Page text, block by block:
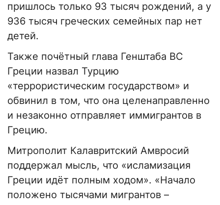
пришлось только 93 тысяч рождений, а у
936 тысяч греческих семейных пар нет
детей.
Также почётный глава Генштаба ВС
Греции назвал Турцию
«террористическим государством» и
обвинил в том, что она целенаправленно
и незаконно отправляет иммигрантов в
Грецию.
Митрополит Калавритский Амвросий
поддержал мысль, что «исламизация
Греции идёт полным ходом». «Начало
положено тысячами мигрантов –